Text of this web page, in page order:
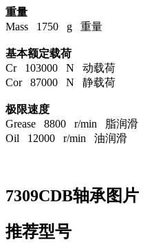
重量
Mass 1750 g 重量
基本额定载荷
Cr 103000 N 动载荷
Cor 87000 N 静载荷
极限速度
Grease 8800 r/min 脂润滑
Oil 12000 r/min 油润滑
7309CDB轴承图片
推荐型号